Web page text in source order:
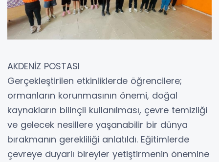
AKDENİZ POSTASI
Gerçekleştirilen etkinliklerde öğrencilere;
ormanların korunmasının önemi, doğal
kaynakların bilinçli kullanılması, çevre temizliği
ve gelecek nesillere yaşanabilir bir dünya
bırakmanın gerekliliği anlatıldı. Eğitimlerde
çevreye duyarlı bireyler yetiştirmenin önemine